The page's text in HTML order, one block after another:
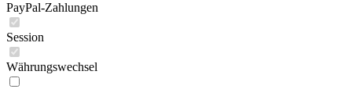
PayPal-Zahlungen
Session
Währungswechsel